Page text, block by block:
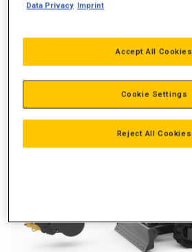
Data Privacy Imprint
Reject All Cookies
Accept All Cookies
Cookie Settings